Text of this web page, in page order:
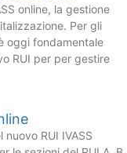
online, la gestione
Per gli
oggi fondamentale
RUI per per gestire
RUI IVASS